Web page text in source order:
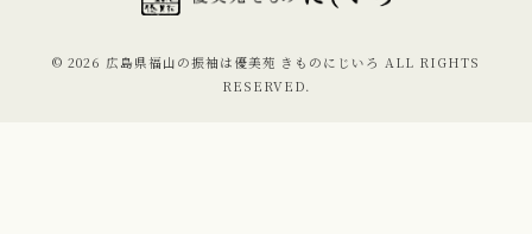
© 2026 広島県福山の振袖は優美苑 きものにじいろ ALL RIGHTS
RESERVED.